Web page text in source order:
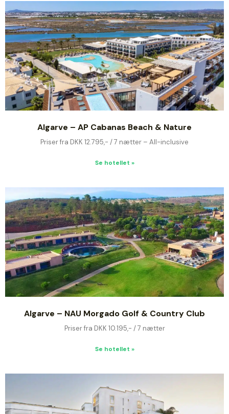
Algarve – AP Cabanas Beach & Nature
Priser fra DKK 12.795,- / 7 nætter – All-inclusive
Se hotellet »
Algarve – NAU Morgado Golf & Country Club
Priser fra DKK 10.195,- / 7 nætter
Se hotellet »